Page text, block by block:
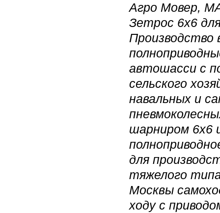
Агро Мовер,
Зетрос 6х6
Производство
автошасси с
сельского
навальных и
шарниром 6х6
для
тяжелого
Москвы
ходу с